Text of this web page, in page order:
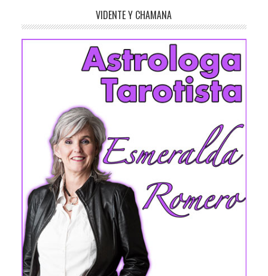
VIDENTE Y CHAMANA